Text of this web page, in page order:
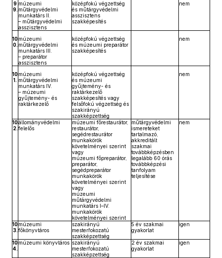
9
9.
múzeumi
műtárgyvédelmi
munkatárs II.
– műtárgyvédelmi
asszisztens
középfokú végzettség
és műtárgyvédelmi
asszisztens
szakképesítés
nem
10
0.
múzeumi
műtárgyvédelmi
munkatárs III.
– preparátor
asszisztens
középfokú végzettség
és múzeumi preparátor
szakképesítés
nem
10
1.
múzeumi
műtárgyvédelmi
munkatárs IV.
– múzeumi
gyűjtemény- és
raktárkezelő
középfokú végzettség
és múzeumi
gyűjtemény- és
raktárkezelő
szakképesítés vagy
felsőfokú végzettség és
szakirányú
szakképzettség
nem
10
2.
állományvédelmi
felelős
múzeumi főrestaurátor,
restaurátor,
segédrestaurátor
munkakörök
követelményei szerint
vagy
múzeumi főpreparátor,
preparátor,
segédpreparátor
munkakörök
követelményei szerint
vagy
múzeumi
műtárgyvédelmi
munkatárs I–IV.
munkakörök
követelményei szerint
műtárgyvédelmi
ismereteket
tartalmazó,
akkreditált
szakmai
továbbképzésben
legalább 60 órás
továbbképzési
tanfolyam
teljesítése
nem
10
3.
múzeumi
főkönyvtáros
szakirányú
mesterfokozatú
szakképzettség
5 év szakmai
gyakorlat
igen
10
4.
múzeumi könyvtáros szakirányú
mesterfokozatú
szakképzettség
2 év szakmai
gyakorlat
igen